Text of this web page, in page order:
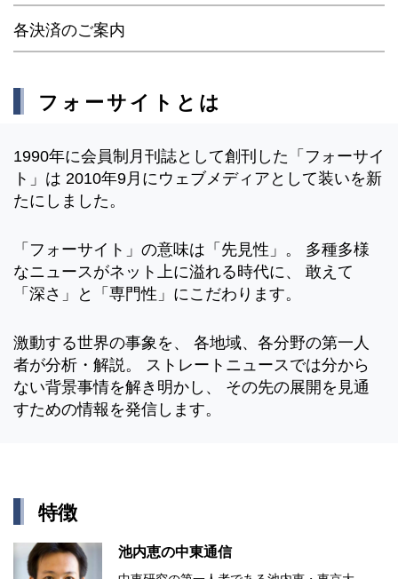
各決済のご案内
フォーサイトとは
1990年に会員制月刊誌として創刊した「フォーサイ
ト」は 2010年9月にウェブメディアとして装いを新
たにしました。
「フォーサイト」の意味は「先見性」。 多種多様
なニュースがネット上に溢れる時代に、 敢えて
「深さ」と「専門性」にこだわります。
激動する世界の事象を、 各地域、各分野の第一人
者が分析・解説。 ストレートニュースでは分から
ない背景事情を解き明かし、 その先の展開を見通
すための情報を発信します。
特徴
池内恵の中東通信